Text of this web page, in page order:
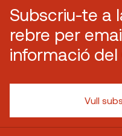
Subscriu-te a
rebre per
informació
Vull